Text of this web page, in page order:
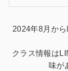
2024年8月か
クラス情報は
味が